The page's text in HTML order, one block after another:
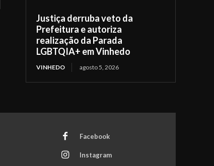
Justiça derruba veto da
Prefeitura e autoriza
realização da Parada
LGBTQIA+ em Vinhedo
VINHEDO agosto 5, 2026
Facebook
Instagram